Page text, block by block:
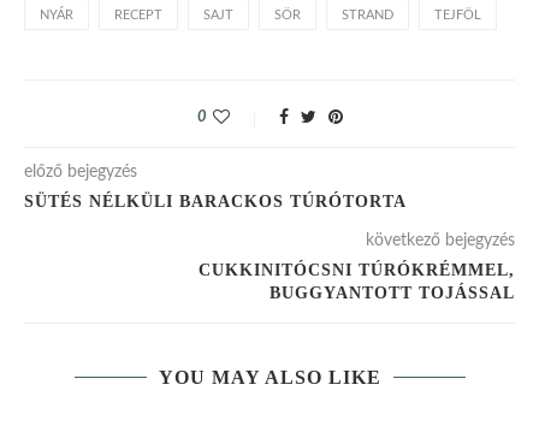
NYÁR RECEPT SAJT SÖR STRAND TEJFÖL
0
előző bejegyzés
SÜTÉS NÉLKÜLI BARACKOS TÚRÓTORTA
következő bejegyzés
CUKKINITÓCSNI TÚRÓKRÉMMEL,
BUGGYANTOTT TOJÁSSAL
YOU MAY ALSO LIKE